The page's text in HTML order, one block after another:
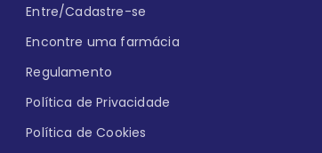
Entre/Cadastre-se
Encontre uma farmácia
Regulamento
Política de Privacidade
Política de Cookies